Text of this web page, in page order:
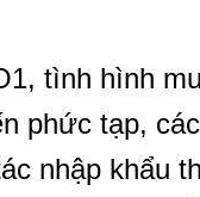
tình hình
phức tạp,
nhập khẩu